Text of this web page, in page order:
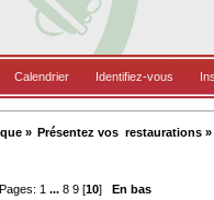
Calendrier Identifiez-vous
» Présentez vos  restaurations »
Pages: 1 ...8 9 [10] En bas